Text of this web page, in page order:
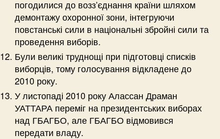
погодилися до возз’єднання країни шляхом
демонтажу охоронної зони, інтегруючи
повстанські сили в національні збройні сили та
проведення виборів.
Були великі труднощі при підготовці списків
виборців, тому голосування відкладене до
2010 року.
У листопаді 2010 року Алассан Драман
УАТТАРА переміг на президентських виборах
над ГБАГБО, але ГБАГБО відмовився
передати владу.